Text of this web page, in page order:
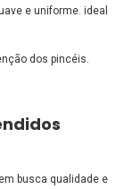
e uniforme. ideal
dos pincéis.
busca qualidade e